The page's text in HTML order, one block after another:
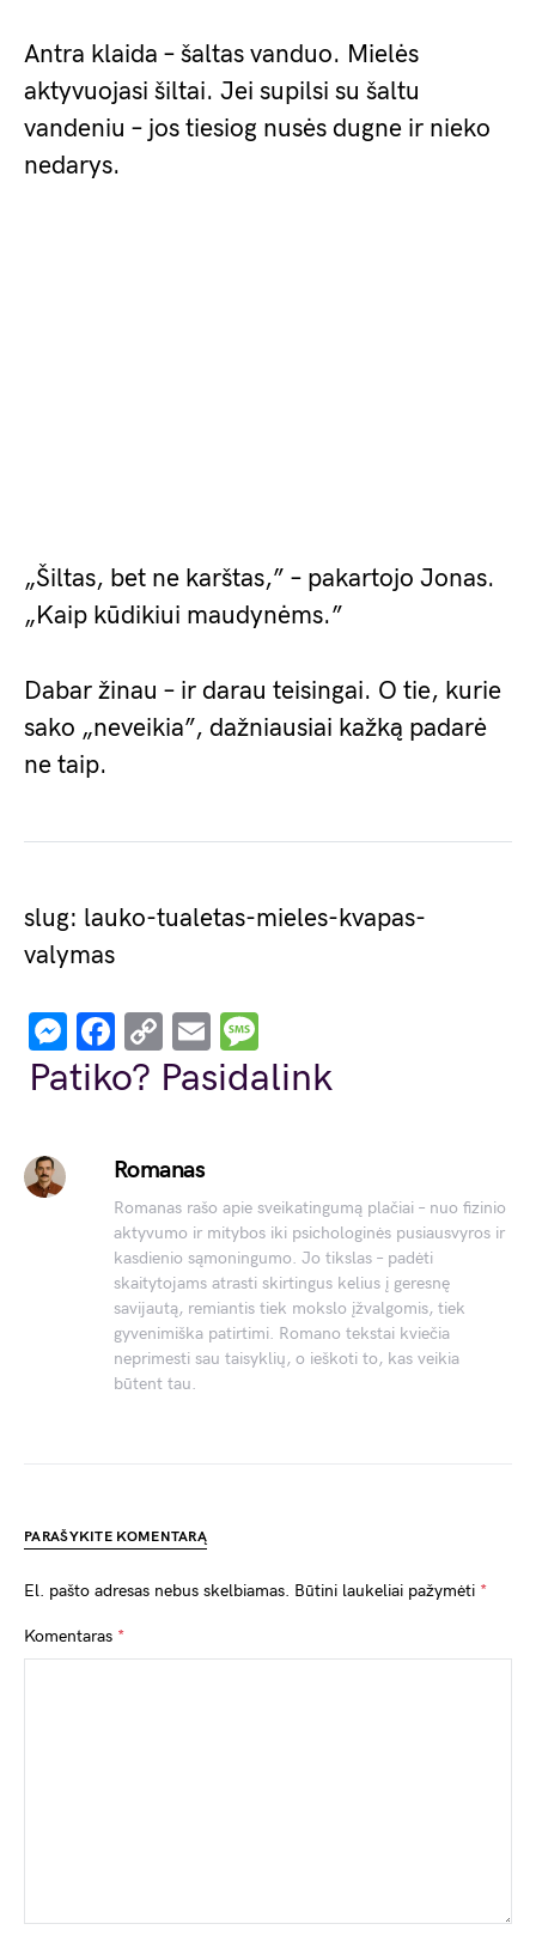
Antra klaida – šaltas vanduo. Mielės
aktyvuojasi šiltai. Jei supilsi su šaltu
vandeniu – jos tiesiog nusės dugne ir nieko
nedarys.
„Šiltas, bet ne karštas,” – pakartojo Jonas.
„Kaip kūdikiui maudynėms.”
Dabar žinau – ir darau teisingai. O tie, kurie
sako „neveikia”, dažniausiai kažką padarė
ne taip.
slug: lauko-tualetas-mieles-kvapas-
valymas
Messenger
Facebook
Copy
Link
Email
Patiko? Pasidalink
Romanas
Romanas rašo apie sveikatingumą plačiai – nuo fizinio
aktyvumo ir mitybos iki psichologinės pusiausvyros ir
kasdienio sąmoningumo. Jo tikslas – padėti
skaitytojams atrasti skirtingus kelius į geresnę
savijautą, remiantis tiek mokslo įžvalgomis, tiek
gyvenimiška patirtimi. Romano tekstai kviečia
neprimesti sau taisyklių, o ieškoti to, kas veikia
būtent tau.
PARAŠYKITE KOMENTARĄ
El. pašto adresas nebus skelbiamas. Būtini laukeliai pažymėti *
Komentaras *